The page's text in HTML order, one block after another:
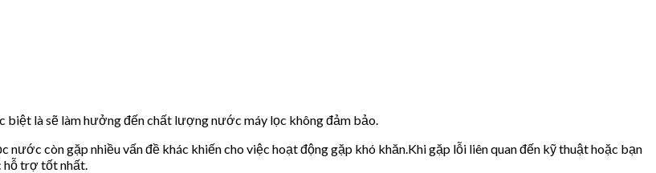
là sẽ làm hưởng đến chất lượng nước máy lọc không đảm bảo.
còn gặp nhiều vấn đề khác khiến cho việc hoạt động gặp khó khăn.Khi gặp lỗi liên quan đến kỹ thuật hoặc bạn
trợ tốt nhất.